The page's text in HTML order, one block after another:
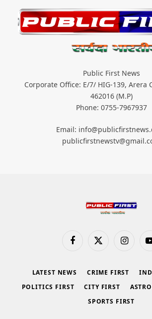
Public First News
Corporate Office: E/7/ HIG-139, Arera
462016 (M.P)
Phone: 0755-7967937
Email:
FacebookX
LATEST NEWS CRIME FIRST
POLITICS FIRST
CITY FIRST
SPORTS FIRST